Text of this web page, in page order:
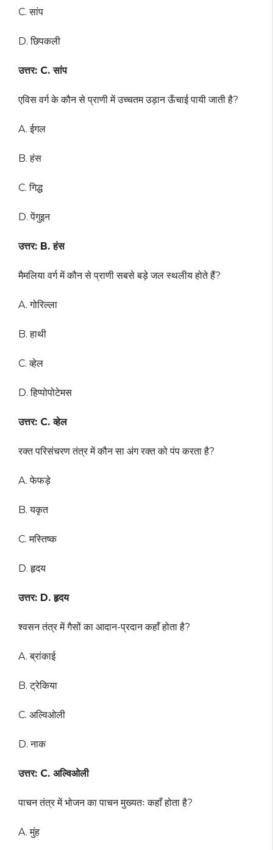
C. सांप
D. छिपकली
उत्तर: C. सांप
एविस वर्ग के कौन से प्राणी में उच्चतम उड़ान ऊँचाई पायी जाती है?
A. ईगल
B. हंस
C. गिद्ध
D. पेंगुइन
उत्तर: B. हंस
मैमलिया वर्ग में कौन से प्राणी सबसे बड़े जल स्थलीय होते हैं?
A. गोरिल्ला
B. हाथी
C. व्हेल
D. हिप्पोपोटेमस
उत्तर: C. व्हेल
रक्त परिसंचरण तंत्र में कौन सा अंग रक्त को पंप करता है?
A. फेफड़े
B. यकृत
C. मस्तिष्क
D. हृदय
उत्तर: D. हृदय
श्वसन तंत्र में गैसों का आदान-प्रदान कहाँ होता है?
A. ब्रांकाई
B. ट्रेकिया
C. अल्विओली
D. नाक
उत्तर: C. अल्विओली
पाचन तंत्र में भोजन का पाचन मुख्यतः कहाँ होता है?
A. मुंह